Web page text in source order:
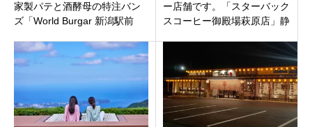
家製パテと酒酵母の特注バン
ズ「World Burgar 新潟駅前
ープン
ー店舗です。「スターバック
スコーヒー御殿場萩原店」静